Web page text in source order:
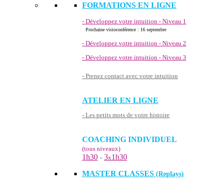
FORMATIONS EN LIGNE
- Développez votre intuition - Niveau 1
Prochaine visioconférence : 16 septembre
- Développez votre intuition - Niveau 2
- Développez votre intuition - Niveau 3
- Prenez contact avec votre intuition
ATELIER EN LIGNE
- Les petits mots de votre histoire
COACHING INDIVIDUEL
(tous niveaux)
1h30 - 3x1h30
MASTER CLASSES (Replays)